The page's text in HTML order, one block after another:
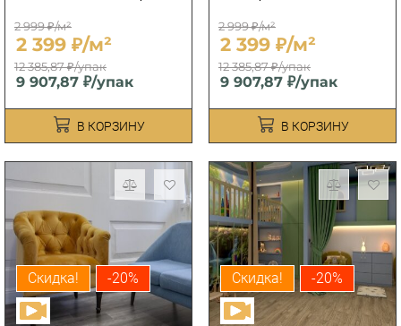
2 999 ₽/м²
2 399 ₽/м²
12 385,87 ₽/упак
9 907,87 ₽/упак
В КОРЗИНУ
2 999 ₽/м²
2 399 ₽/м²
12 385,87 ₽/упак
9 907,87 ₽/упак
В КОРЗИНУ
Скидка! -20% Скидка! -20%